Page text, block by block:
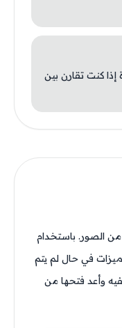
كنت تقارن بين
من الصور. باستخدام
في حال لم يتم
وأعد فتحها من